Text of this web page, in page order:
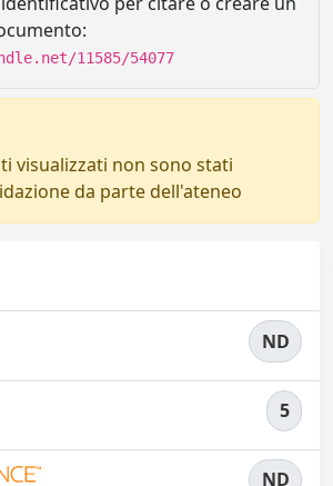
11585/54077
visualizzati non sono stati
da parte dell'ateneo
ND
5
ND